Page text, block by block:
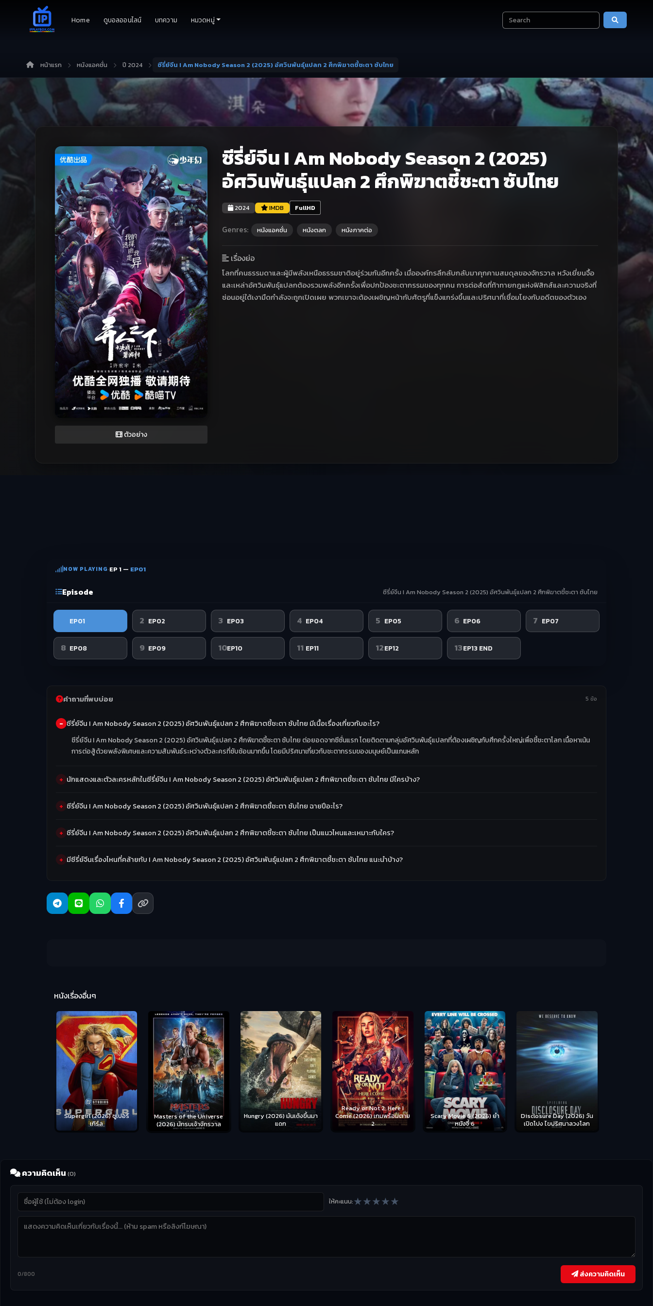
Home ดูบอลออนไลน์ บทความ หมวดหมู่
หน้าแรก หนังแอคชั่น ปี 2024 ซีรี่ย์จีน I Am Nobody Season 2 (2025) อัศวินพันธุ์แปลก 2 ศึกพิฆาตชี้ชะตา ซับไทย
ตัวอย่าง
ซีรี่ย์จีน I Am Nobody Season 2 (2025)
อัศวินพันธุ์แปลก 2 ศึกพิฆาตชี้ชะตา ซับไทย
2024 IMDB FullHD
Genres: หนังแอคชั่น หนังตลก หนังภาคต่อ
เรื่องย่อ
โลกที่คนธรรมดาและผู้มีพลังเหนือธรรมชาติอยู่ร่วมกันอีกครั้ง เมื่อองค์กรลึกลับกลับมาคุกคามสมดุลของจักรวาล หวังเยี่ยนจื้อ
และเหล่าอัศวินพันธุ์แปลกต้องรวมพลังอีกครั้งเพื่อปกป้องชะตากรรมของทุกคน การต่อสัดที่ท้าทายกฎแห่งฟิสิกส์และความจริงที่
ซ่อนอยู่ใต้เงามืดกำลังจะถูกเปิดเผย พวกเขาจะต้องเผชิญหน้ากับศัตรูที่แข็งแกร่งขึ้นและปริศนาที่เชื่อมโยงกับอดีตของตัวเอง
NOW PLAYING·EP 1 — EP01
Episode ซีรี่ย์จีน I Am Nobody Season 2 (2025) อัศวินพันธุ์แปลก 2 ศึกพิฆาตชี้ชะตา ซับไทย
EP01 2 EP02 3 EP03 4 EP04 5 EP05 6 EP06 7 EP07
8 EP08 9 EP09 10EP10 11 EP11 12EP12 13EP13 END
คำถามที่พบบ่อย 5 ข้อ
ซีรี่ย์จีน I Am Nobody Season 2 (2025) อัศวินพันธุ์แปลก 2 ศึกพิฆาตชี้ชะตา ซับไทย มีเนื้อเรื่องเกี่ยวกับอะไร?
ซีรี่ย์จีน I Am Nobody Season 2 (2025) อัศวินพันธุ์แปลก 2 ศึกพิฆาตชี้ชะตา ซับไทย ต่อยอดจากซีซั่นแรก โดยติดตามกลุ่มอัศวินพันธุ์แปลกที่ต้องเผชิญกับศึกครั้งใหญ่เพื่อชี้ชะตาโลก เนื้อหาเน้น
การต่อสู้ด้วยพลังพิเศษและความสัมพันธ์ระหว่างตัวละครที่ซับซ้อนมากขึ้น โดยมีปริศนาเกี่ยวกับชะตากรรมของมนุษย์เป็นแกนหลัก
นักแสดงและตัวละครหลักในซีรี่ย์จีน I Am Nobody Season 2 (2025) อัศวินพันธุ์แปลก 2 ศึกพิฆาตชี้ชะตา ซับไทย มีใครบ้าง?
ซีรี่ย์จีน I Am Nobody Season 2 (2025) อัศวินพันธุ์แปลก 2 ศึกพิฆาตชี้ชะตา ซับไทย ฉายปีอะไร?
ซีรี่ย์จีน I Am Nobody Season 2 (2025) อัศวินพันธุ์แปลก 2 ศึกพิฆาตชี้ชะตา ซับไทย เป็นแนวไหนและเหมาะกับใคร?
มีซีรี่ย์จีนเรื่องไหนที่คล้ายกับ I Am Nobody Season 2 (2025) อัศวินพันธุ์แปลก 2 ศึกพิฆาตชี้ชะตา ซับไทย แนะนำบ้าง?
หนังเรื่องอื่นๆ
Supergirl (2026) ซูเปอร์
เกิร์ล
Masters of the Universe
(2026) นักรบเจ้าจักรวาล
Hungry (2026) มันเด้งขึ้นมา
แดก
Ready or Not 2: Here I
Come (2026) เกมพร้อมตาย
2
Scary Movie 6 (2026) ยำ
หนังจี้ 6
Disclosure Day (2026) วัน
เปิดโปง ไขปริศนาลวงโลก
ความคิดเห็น (0)
ให้คะแนน:★★★★★
0/800 ส่งความคิดเห็น